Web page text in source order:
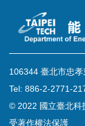
106344 臺北市忠
Tel: 886-2-2771-
© 2022 國立臺北科
受著作權法保護